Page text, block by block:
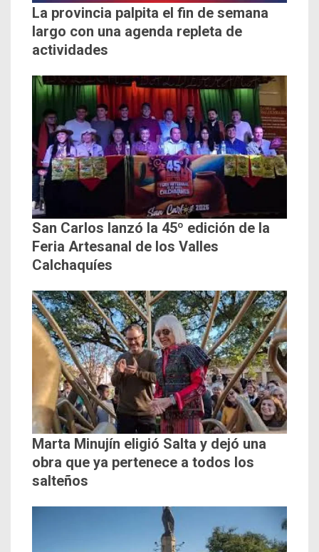
La provincia palpita el fin de semana
largo con una agenda repleta de
actividades
San Carlos lanzó la 45º edición de la
Feria Artesanal de los Valles
Calchaquíes
Marta Minujín eligió Salta y dejó una
obra que ya pertenece a todos los
salteños